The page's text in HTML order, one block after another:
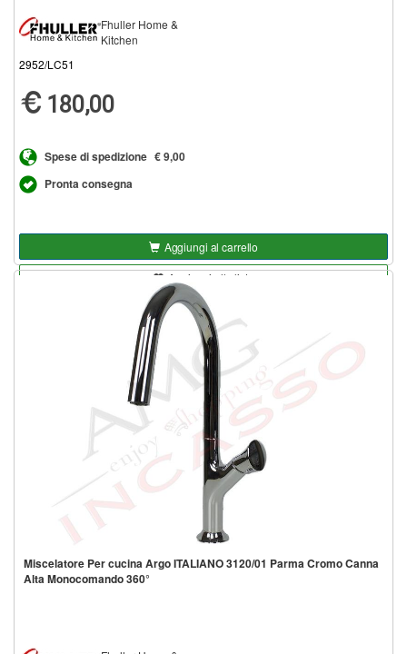
Fhuller Home &
Kitchen
2952/LC51
180,00
Spese di spedizione € 9,00
Pronta consegna
Aggiungi al carrello
Aggiungi alla lista
Miscelatore Per cucina Argo ITALIANO 3120/01 Parma Cromo Canna
Alta Monocomando 360°